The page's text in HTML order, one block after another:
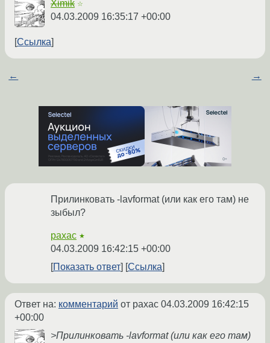
Ximik ☆
04.03.2009 16:35:17 +00:00
Ссылка
← →
Прилинковать -lavformat (или как его там) не
зыбыл?
paxac ★
04.03.2009 16:42:15 +00:00
Показать ответ
Ссылка
Ответ на: комментарий от paxac 04.03.2009 16:42:15
+00:00
>Прилинковать -lavformat (или как его там)